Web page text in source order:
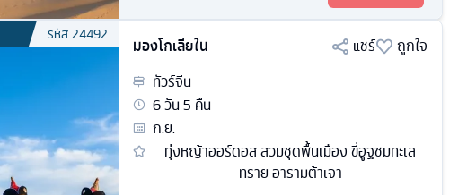
รหัส24492
มองโกเลียใน แชร์
ถูกใจ
ทัวร์จีน
6วัน5 คืน
ก.ย.
ทุ่งหญ้าออร์ดอส สวมชุดพื้นเมือง ขี่อูฐชมทะเล
ทราย อารามต้าเจา